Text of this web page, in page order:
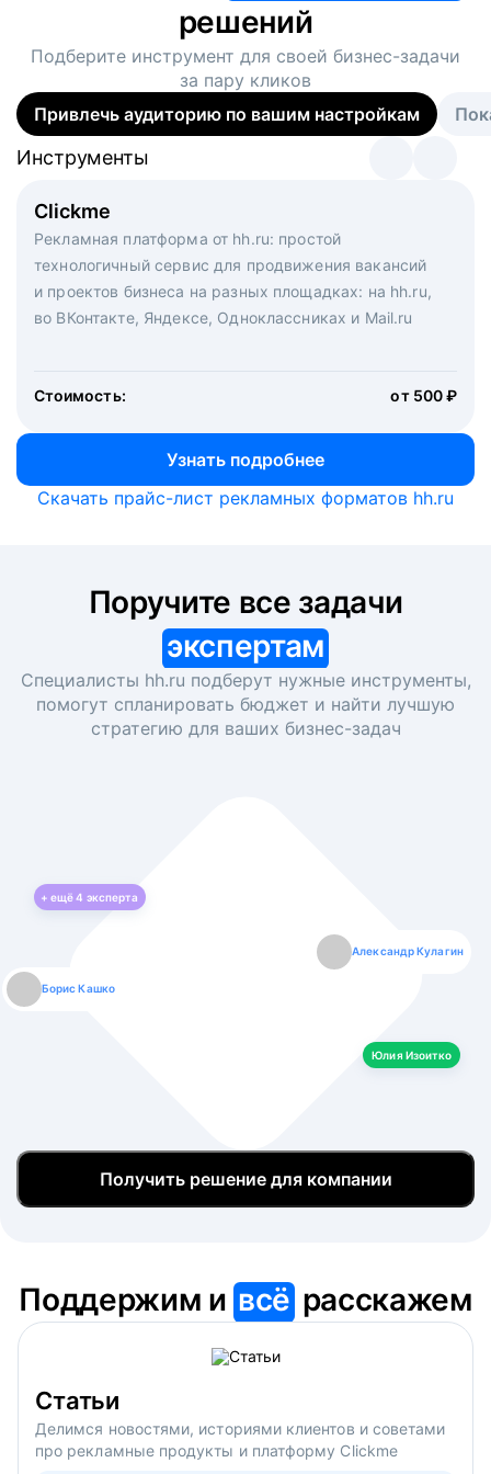
решений
Подберите инструмент для своей бизнес-задачи
за пару кликов
Привлечь аудиторию по вашим настройкам
Clickme
Рекламная платформа от hh.ru: простой
технологичный сервис для продвижения вакансий
и проектов бизнеса на разных площадках: на hh.ru,
во ВКонтакте, Яндексе, Одноклассниках и Mail.ru
Стоимость: от 500 ₽
Узнать подробнее
Инструменты
Вакансия дня
Рекламный формат для вакансий на главной странице
hh.ru. Увеличивает количество откликов
Инструменты
Массовый подбор под ключ. Решите, сколько
кандидатов и когда вам нужно, и за дело возьмутся
маркетологи, рекрутеры и проектные менеджеры
hh.ru с целым набором digital-инструментов
Инструменты
Скачать прайс-лист рекламных форматов hh.ru
экспертам
Специалисты hh.ru подберут нужные инструменты,
помогут спланировать бюджет и найти лучшую
стратегию для ваших бизнес-задач
+ ещё4 эксперта
Борис Кашко
Александр Кулагин
Юлия Изоитко
Юлия Изоитко
Даниил Макаров
Александр Кулагин
Екатерина Лазаренко
Даниил Макаров
Борис Кашко
Екатерина Лазаренко
Юлия Изоитко
Получить решение для компании
Поддержим ивсё расскажем
Статьи
Делимся новостями, историями клиентов и советами
про рекламные продукты и платформу Clickme